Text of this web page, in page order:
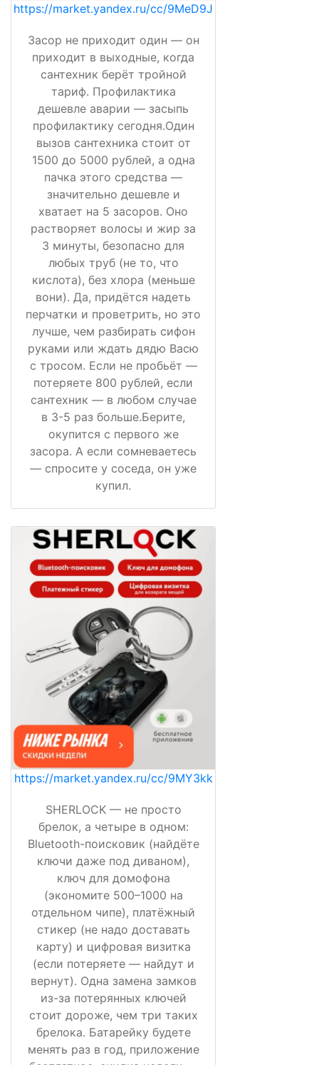
https://market.yandex.ru/cc/9MeD9J
Засор не приходит один — он
приходит в выходные, когда
сантехник берёт тройной
тариф. Профилактика
дешевле аварии — засыпь
профилактику сегодня.Один
вызов сантехника стоит от
1500 до 5000 рублей, а одна
пачка этого средства —
значительно дешевле и
хватает на 5 засоров. Оно
растворяет волосы и жир за
3 минуты, безопасно для
любых труб (не то, что
кислота), без хлора (меньше
вони). Да, придётся надеть
перчатки и проветрить, но это
лучше, чем разбирать сифон
руками или ждать дядю Васю
с тросом. Если не пробьёт —
потеряете 800 рублей, если
сантехник — в любом случае
в 3-5 раз больше.Берите,
окупится с первого же
засора. А если сомневаетесь
— спросите у соседа, он уже
купил.
https://market.yandex.ru/cc/9MY3kk
SHERLOCK — не просто
брелок, а четыре в одном:
Bluetooth-поисковик (найдёте
ключи даже под диваном),
ключ для домофона
(экономите 500–1000 на
отдельном чипе), платёжный
стикер (не надо доставать
карту) и цифровая визитка
(если потеряете — найдут и
вернут). Одна замена замков
из-за потерянных ключей
стоит дороже, чем три таких
брелока. Батарейку будете
менять раз в год, приложение